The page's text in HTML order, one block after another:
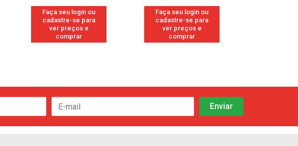
Faça seu login ou
cadastre-se para
ver preços e
comprar
Faça seu login ou
cadastre-se para
ver preços e
comprar